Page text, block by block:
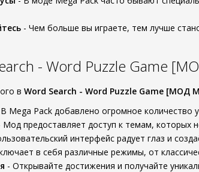
- Чем больше вы играете, тем лучше
- Word Puzzle Game
в Word Search - Word Puzzle Game [МОД
Mega Pack добавлено огромное количество
Мод предоставляет доступ к темам, которых
интерфейс радует глаз и
в себя различные режимы, от
- Открывайте достижения и получайте